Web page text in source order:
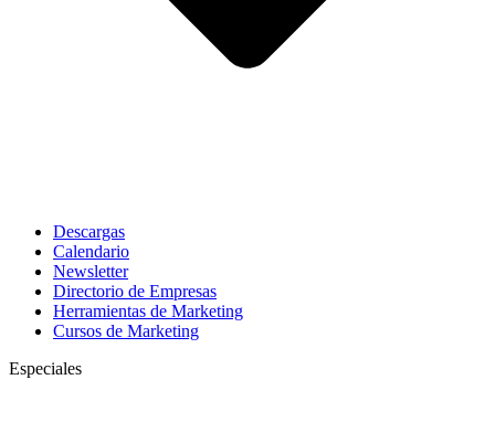
Descargas
Calendario
Newsletter
Directorio de Empresas
Herramientas de Marketing
Cursos de Marketing
Especiales